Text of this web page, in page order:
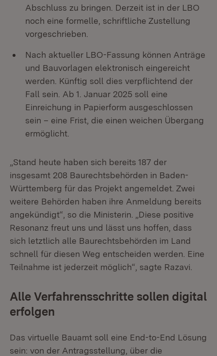
Abschluss zu bringen. Derzeit ist in der LBO
noch eine formelle, schriftliche Zustellung
vorgeschrieben.
Nach aktueller LBO-Fassung können Anträge
und Bauvorlagen elektronisch eingereicht
werden. Künftig soll dies verpflichtend der
Fall sein. Ab 1. Januar 2025 soll eine
Einreichung in Papierform ausgeschlossen
sein – eine Frist, die einen weichen Übergang
ermöglicht.
„Stand heute haben sich bereits 187 der
insgesamt 208 Baurechtsbehörden in Baden-
Württemberg für das Projekt angemeldet. Zwei
weitere Behörden haben ihre Anmeldung bereits
angekündigt“, so die Ministerin. „Diese positive
Resonanz freut uns und lässt uns hoffen, dass
sich letztlich alle Baurechtsbehörden im Land
schnell für diesen Weg entscheiden werden. Eine
Teilnahme ist jederzeit möglich“, sagte Razavi.
Alle Verfahrensschritte sollen digital
erfolgen
Das virtuelle Bauamt soll eine End-to-End Lösung
sein: von der Antragsstellung, über die